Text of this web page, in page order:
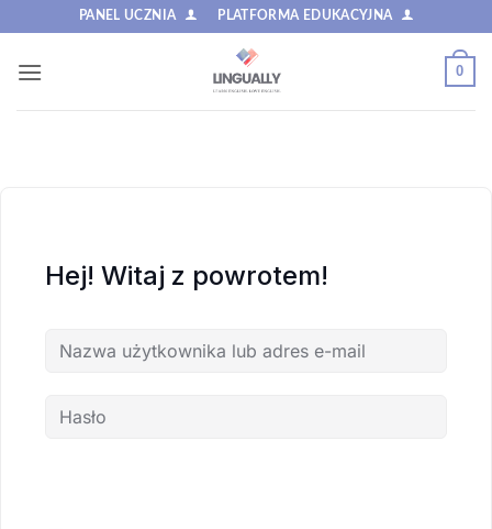
zawartości
PANEL UCZNIA PLATFORMA EDUKACYJNA
0
Hej! Witaj z powrotem!